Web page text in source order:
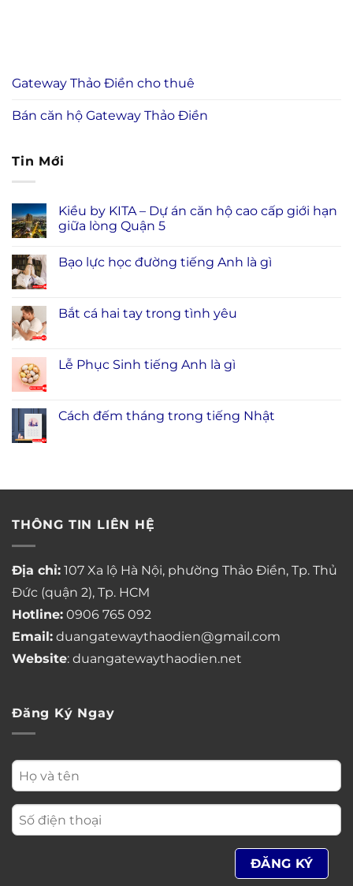
Gateway Thảo Điền cho thuê
Bán căn hộ Gateway Thảo Điền
Tin Mới
Kiều by KITA – Dự án căn hộ cao cấp giới hạn
giữa lòng Quận 5
Bạo lực học đường tiếng Anh là gì
Bắt cá hai tay trong tình yêu
Lễ Phục Sinh tiếng Anh là gì
Cách đếm tháng trong tiếng Nhật
THÔNG TIN LIÊN HỆ
Địa chỉ: 107 Xa lộ Hà Nội, phường Thảo Điền, Tp. Thủ
Đức (quận 2), Tp. HCM
Hotline: 0906 765 092
Email: duangatewaythaodien@gmail.com
Website: duangatewaythaodien.net
Đăng Ký Ngay